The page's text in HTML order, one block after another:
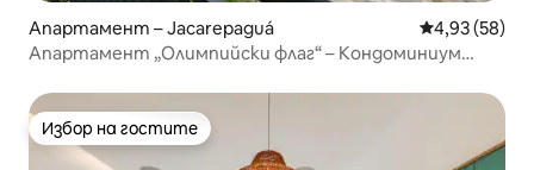
Апартамент – Jacarepaguá Средна
4,93 (58)
Апартамент „Олимпийски флаг“ – Кондоминиум
Избор на гостите
Избор на гостите